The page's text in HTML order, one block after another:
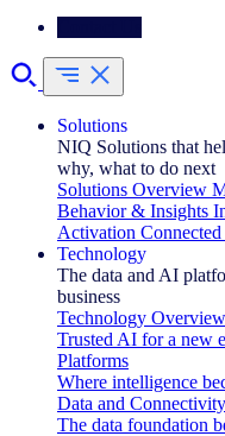
Solutions
NIQ Solutions that
why, what to do next
Solutions Overview
Behavior & Insights
Activation
Technology
The data and AI
business
Technology Overview
Trusted AI for a new
Platforms
Where intelligence
Data and Connectivity
The data foundation